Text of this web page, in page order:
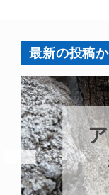
最新の投稿
ア